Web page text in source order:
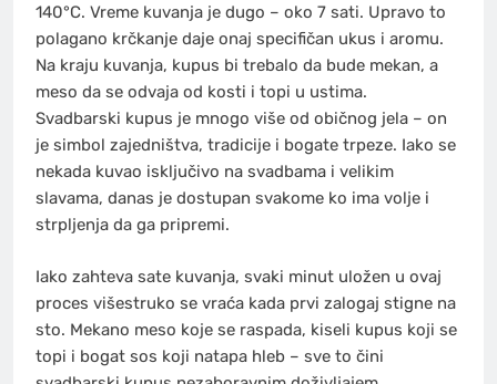
140°C. Vreme kuvanja je dugo – oko 7 sati. Upravo to
polagano krčkanje daje onaj specifičan ukus i aromu.
Na kraju kuvanja, kupus bi trebalo da bude mekan, a
meso da se odvaja od kosti i topi u ustima.
Svadbarski kupus je mnogo više od običnog jela – on
je simbol zajedništva, tradicije i bogate trpeze. Iako se
nekada kuvao isključivo na svadbama i velikim
slavama, danas je dostupan svakome ko ima volje i
strpljenja da ga pripremi.
Iako zahteva sate kuvanja, svaki minut uložen u ovaj
proces višestruko se vraća kada prvi zalogaj stigne na
sto. Mekano meso koje se raspada, kiseli kupus koji se
topi i bogat sos koji natapa hleb – sve to čini